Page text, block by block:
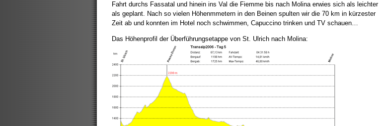
Fahrt durchs Fassatal und hinein ins Val die Fiemme bis nach Molina erwies sich als leichter
als geplant. Nach so vielen Höhenmmetern in den Beinen spulten wir die 70 km in kürzester
Zeit ab und konnten im Hotel noch schwimmen, Capuccino trinken und TV schauen…
Das Höhenprofil der Überführungsetappe von St. Ulrich nach Molina: